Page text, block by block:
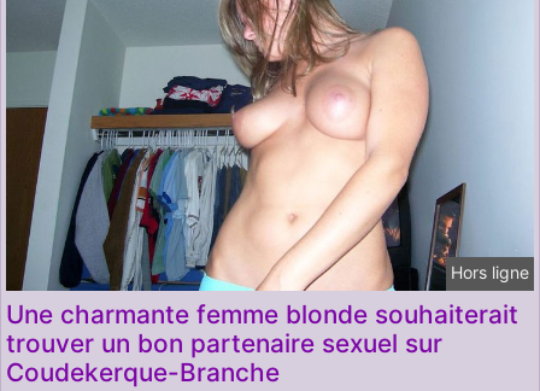
Hors ligne
Une charmante femme blonde souhaiterait
trouver un bon partenaire sexuel sur
Coudekerque-Branche